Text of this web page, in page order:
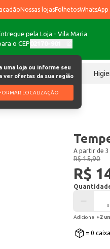
Nossas lojasFolhetos
pela Loja - Vila Maria
o CEP
uma loja ou informe seu
ver ofertas da sua região
LOCALIZAÇÃO
Chocolates
Arrifana Baiano 500g
A partir de 3
R$ 15,90
R$
Adicione +2
= 0 caixa